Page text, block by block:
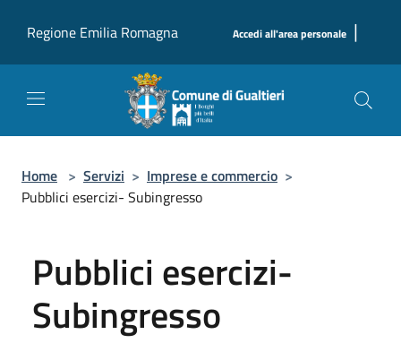
Regione Emilia Romagna
Accedi all'area personale |
Home > Servizi > Imprese e commercio >
Pubblici esercizi- Subingresso
Pubblici esercizi-
Subingresso